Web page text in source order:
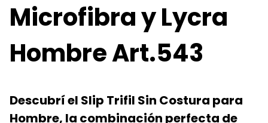
Microfibra y Lycra
Hombre Art.543
Descubrí el Slip Trifil Sin Costura para
Hombre, la combinación perfecta de